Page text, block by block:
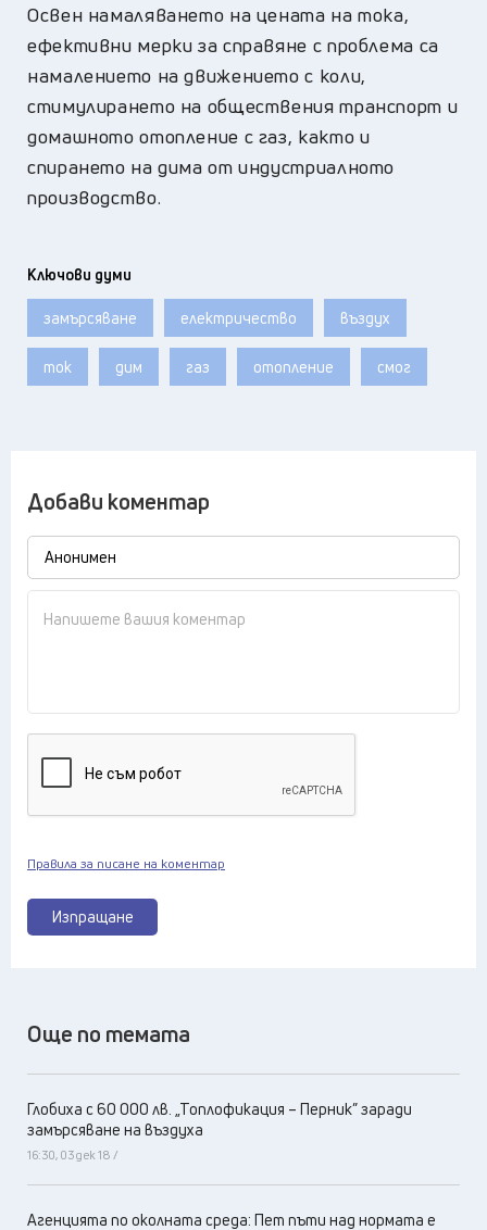
Освен намаляването на цената на тока,
ефективни мерки за справяне с проблема са
намалението на движението с коли,
стимулирането на обществения транспорт и
домашното отопление с газ, както и
спирането на дима от индустриалното
производство.
Ключови думи
замърсяване електричество въздух
ток дим газ отопление смог
Добави коментар
Изпращане
Правила за писане на коментар
Още по темата
Глобиха с 60 000 лв. „Топлофикация – Перник” заради
замърсяване на въздуха
16:30, 03 дек 18 /
Агенцията по околната среда: Пет пъти над нормата е